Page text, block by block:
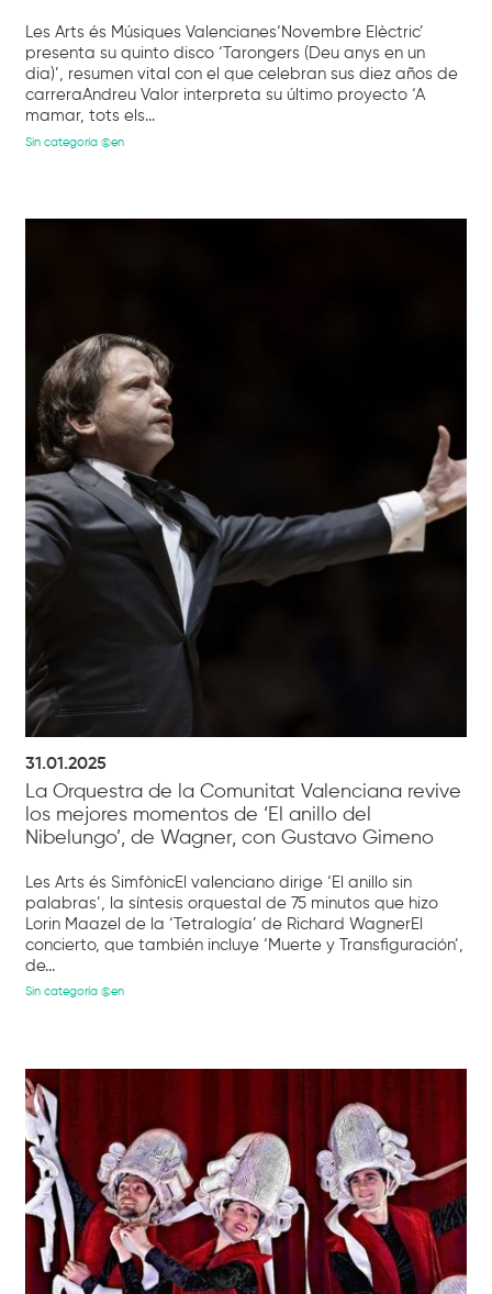
Les Arts és Músiques Valencianes‘Novembre Elèctric’
presenta su quinto disco ‘Tarongers (Deu anys en un
dia)’, resumen vital con el que celebran sus diez años de
carreraAndreu Valor interpreta su último proyecto ‘A
mamar, tots els...
Sin categoría @en
31.01.2025
La Orquestra de la Comunitat Valenciana revive
los mejores momentos de ‘El anillo del
Nibelungo’, de Wagner, con Gustavo Gimeno
Les Arts és SimfònicEl valenciano dirige ‘El anillo sin
palabras’, la síntesis orquestal de 75 minutos que hizo
Lorin Maazel de la ‘Tetralogía’ de Richard WagnerEl
concierto, que también incluye ‘Muerte y Transfiguración’,
de...
Sin categoría @en